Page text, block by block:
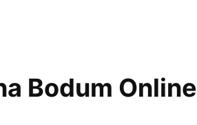
Bodum Online